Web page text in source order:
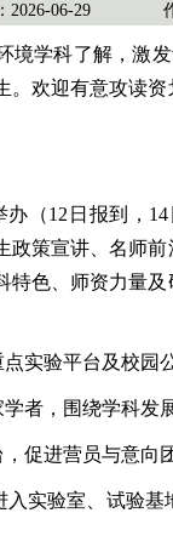
2026-06-29
境学科了解，激
。欢迎有意攻读
（12日报到，
政策宣讲、名师
特色、师资力量
实验平台及校园
者，围绕学科发
促进营员与意向
实验室、试验